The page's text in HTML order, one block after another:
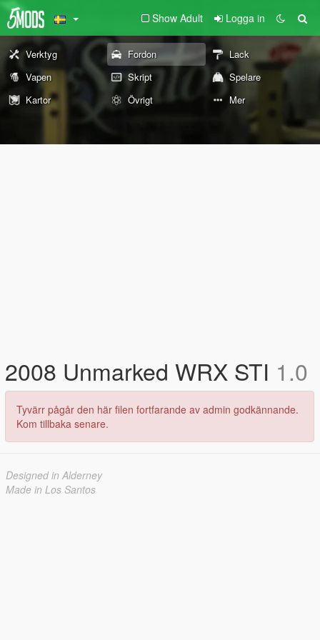
Show Adult Logga in
Verktyg Fordon
Lack
Vapen
Skript
Spelare
Kartor
Övrigt Mer
2008 Unmarked WRX STI 1.0
Tyvärr pågår den här filen fortfarande av admin godkännande.
Kom tillbaka senare.
Designed in Alderney
Made in Los Santos